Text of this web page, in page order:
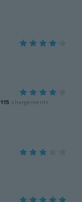
115 chargements